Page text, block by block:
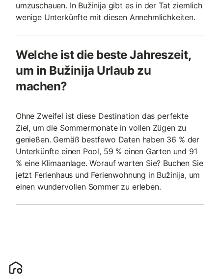
umzuschauen. In Bužinija gibt es in der Tat ziemlich
wenige Unterkünfte mit diesen Annehmlichkeiten.
Welche ist die beste Jahreszeit,
um in Bužinija Urlaub zu
machen?
Ohne Zweifel ist diese Destination das perfekte
Ziel, um die Sommermonate in vollen Zügen zu
genießen. Gemäß bestfewo Daten haben 36 % der
Unterkünfte einen Pool, 59 % einen Garten und 91
% eine Klimaanlage. Worauf warten Sie? Buchen Sie
jetzt Ferienhaus und Ferienwohnung in Bužinija, um
einen wundervollen Sommer zu erleben.